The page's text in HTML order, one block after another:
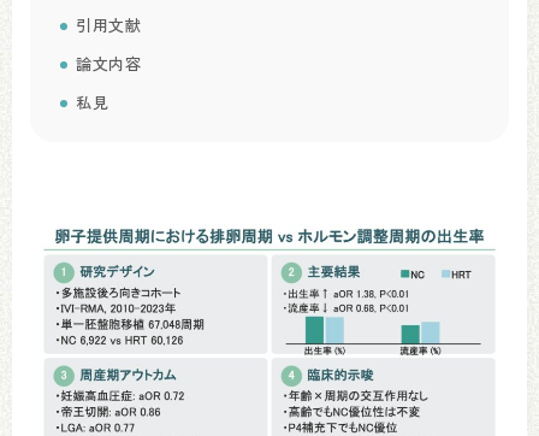
引用文献
論文内容
私見